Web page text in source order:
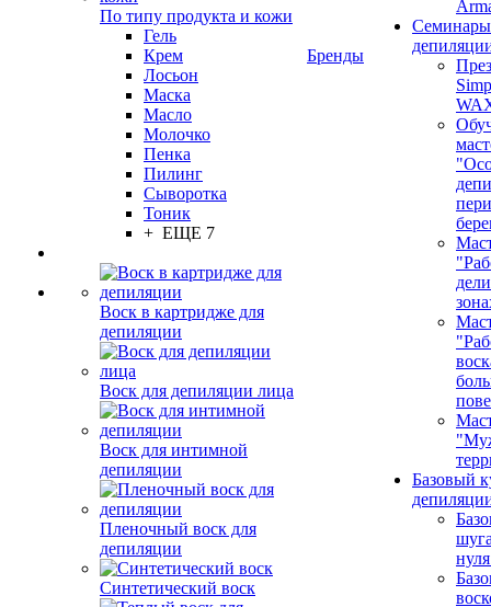
По типу продукта и кожи
Гель
Крем
Лосьон
Маска
Масло
Молочко
Пенка
Пилинг
Сыворотка
Тоник
+ ЕЩЕ 7
Воск в картридже для
депиляции
Воск для депиляции лица
Воск для интимной
депиляции
Пленочный воск для
депиляции
Синтетический воск
Бренды
Базовый